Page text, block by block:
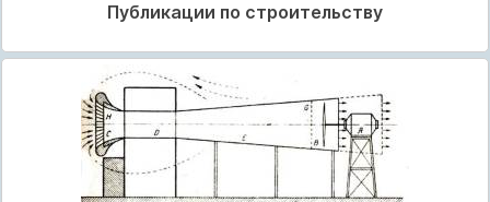
Публикации по строительству